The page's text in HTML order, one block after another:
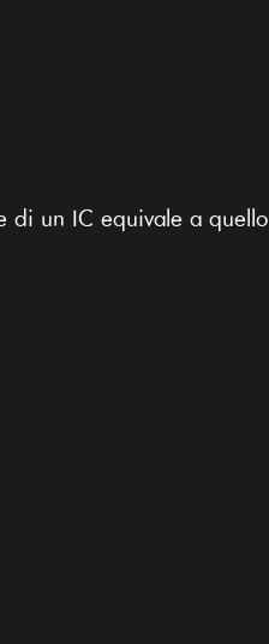
di un IC equivale a quello